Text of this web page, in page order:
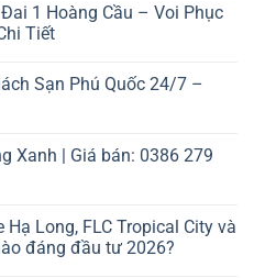
1 Hoàng Cầu – Voi Phục
Tiết
Sạn Phú Quốc 24/7 –
Xanh | Giá bán: 0386 279
Long, FLC Tropical City và
đáng đầu tư 2026?